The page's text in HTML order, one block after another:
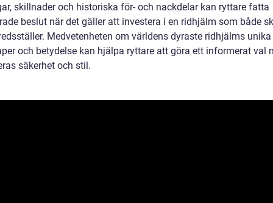
skillnader och historiska för- och nackdelar kan ryttare fatta
beslut när det gäller att investera i en ridhjälm som både
Medvetenheten om världens dyraste ridhjälms unika
och betydelse kan hjälpa ryttare att göra ett informerat val
säkerhet och stil.